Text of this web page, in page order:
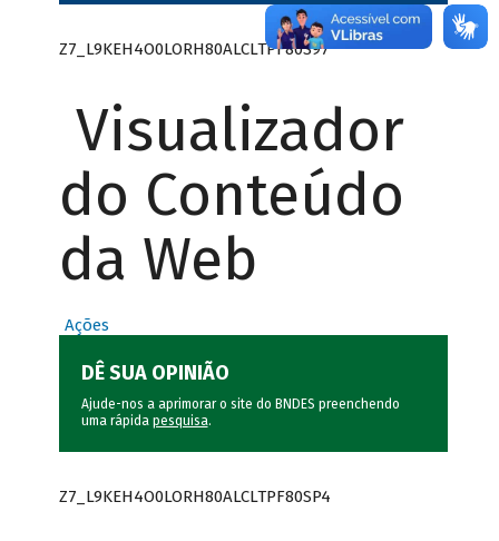
Z7_L9KEH4O0LORH80ALCLTPF80S97
Visualizador
do Conteúdo
da Web
Ações
DÊ SUA OPINIÃO
Ajude-nos a aprimorar o site do BNDES preenchendo
uma rápida pesquisa.
Z7_L9KEH4O0LORH80ALCLTPF80SP4